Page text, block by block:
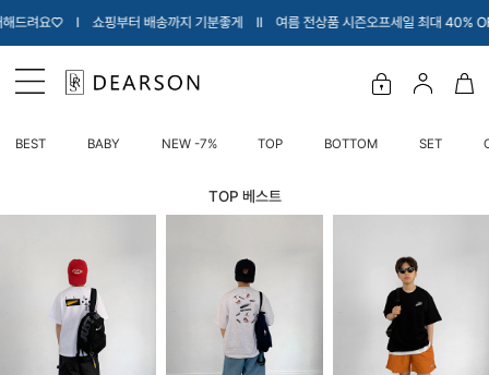
Ι 쇼핑부터 배송까지 기분좋게 ΙΙ 여름 전상품 시즌오프세일 최대 40% OFF Ι 내
BEST BABY NEW -7% TOP BOTTOM SET
TOP 베스트